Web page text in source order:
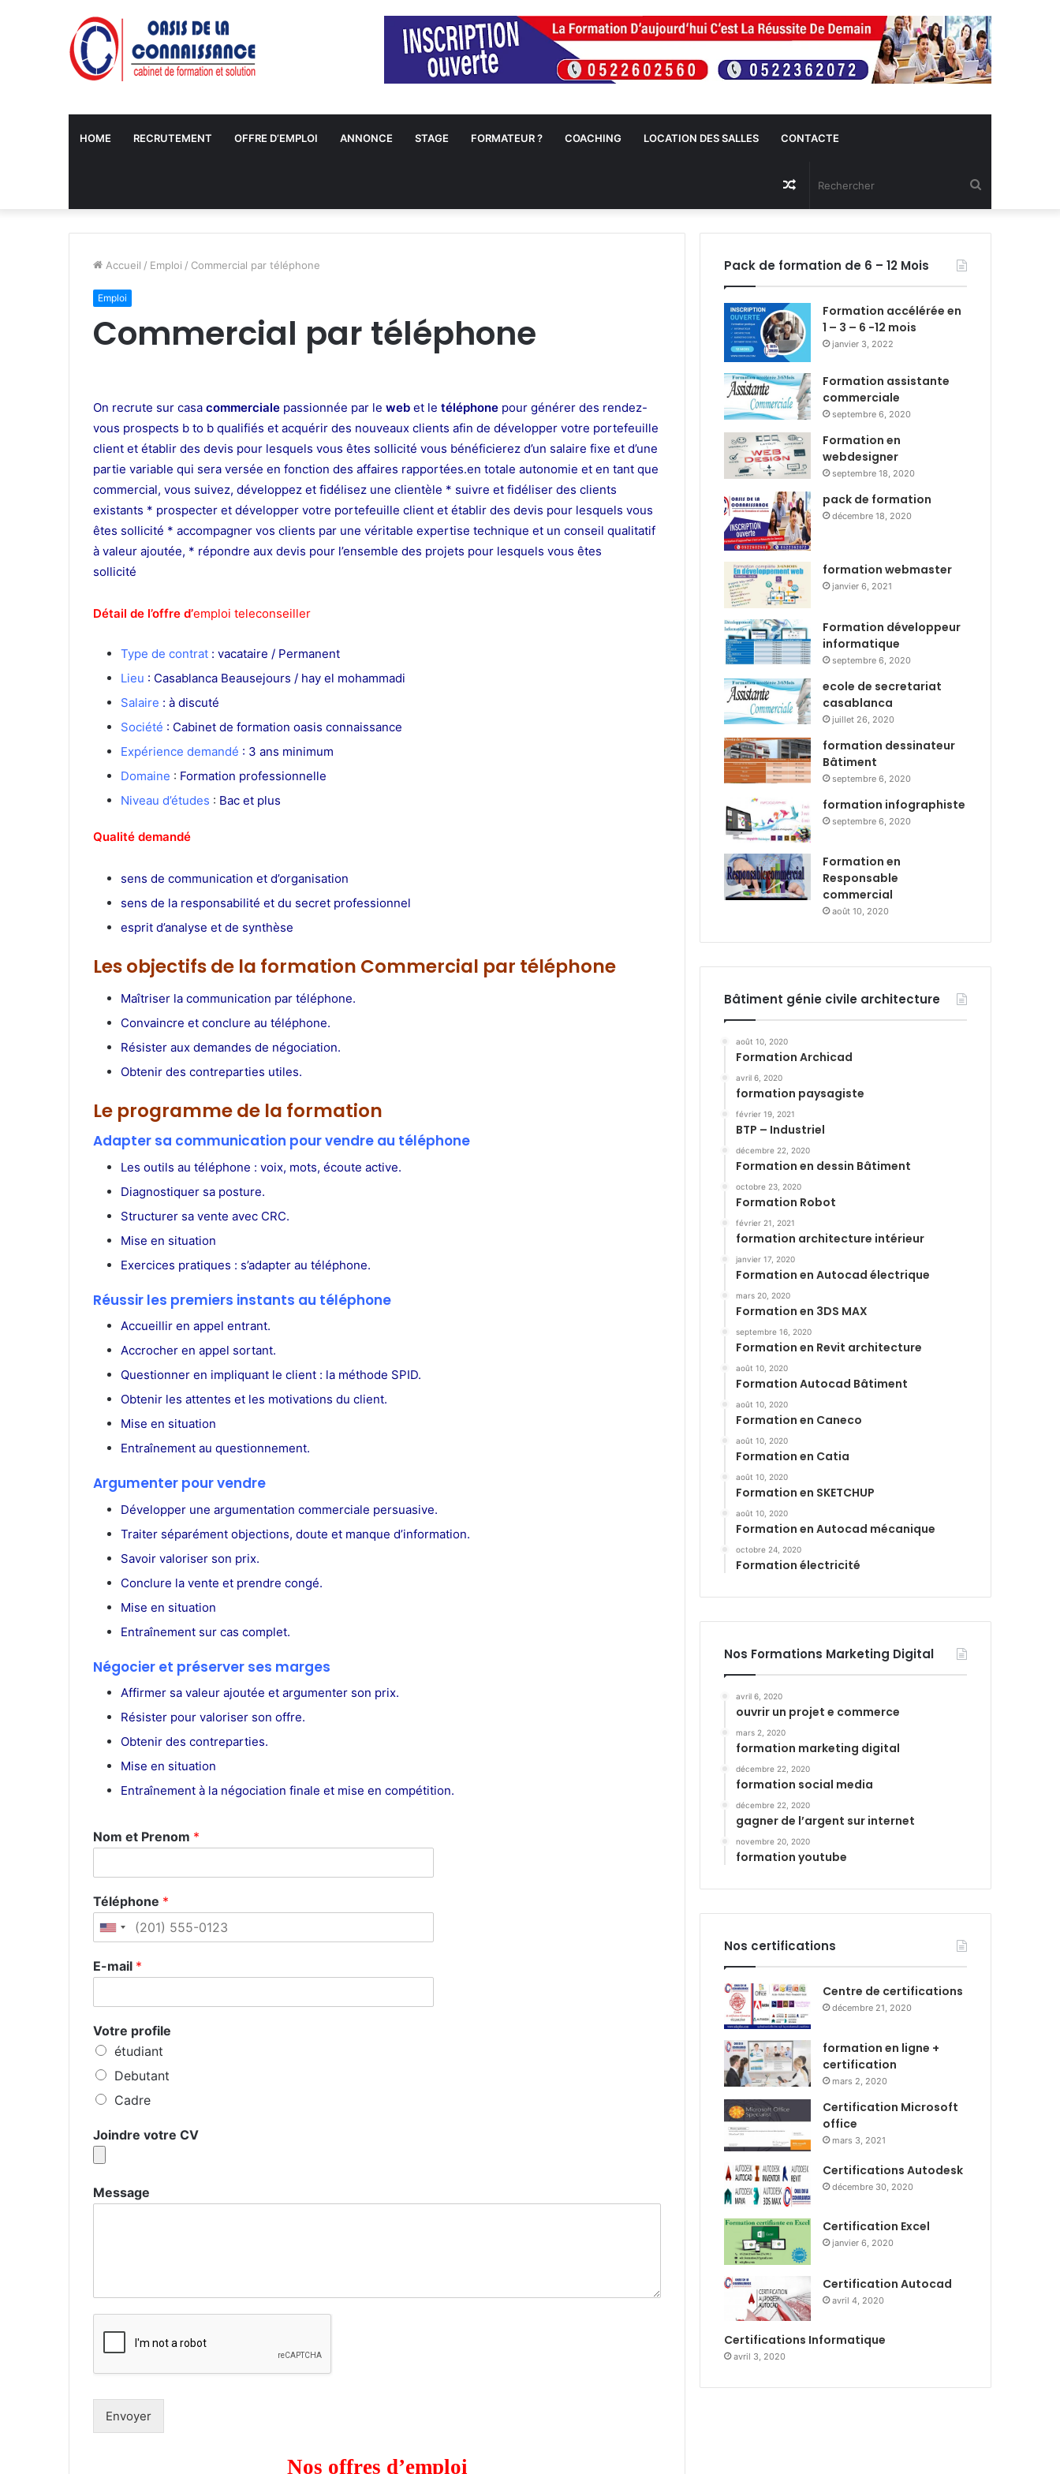
HOME RECRUTEMENT OFFRE D’EMPLOI ANNONCE STAGE FORMATEUR ? COACHING LOCATION DES SALLES CONTACTE
Article
Aléatoire
Accueil / Emploi / Commercial par téléphone
Emploi
Commercial par téléphone
On recrute sur casa commerciale passionnée par le web et le téléphone pour générer des rendez-
vous prospects b to b qualifiés et acquérir des nouveaux clients afin de développer votre portefeuille
client et établir des devis pour lesquels vous êtes sollicité vous bénéficierez d’un salaire fixe et d’une
partie variable qui sera versée en fonction des affaires rapportées.en totale autonomie et en tant que
commercial, vous suivez, développez et fidélisez une clientèle * suivre et fidéliser des clients
existants * prospecter et développer votre portefeuille client et établir des devis pour lesquels vous
êtes sollicité * accompagner vos clients par une véritable expertise technique et un conseil qualitatif
à valeur ajoutée, * répondre aux devis pour l’ensemble des projets pour lesquels vous êtes
sollicité
Détail de l’offre d’emploi teleconseiller
Type de contrat : vacataire / Permanent
Lieu : Casablanca Beausejours / hay el mohammadi
Salaire : à discuté
Société : Cabinet de formation oasis connaissance
Expérience demandé : 3 ans minimum
Domaine : Formation professionnelle
Niveau d’études : Bac et plus
Qualité demandé
sens de communication et d’organisation
sens de la responsabilité et du secret professionnel
esprit d’analyse et de synthèse
Les objectifs de la formation Commercial par téléphone
Maîtriser la communication par téléphone.
Convaincre et conclure au téléphone.
Résister aux demandes de négociation.
Obtenir des contreparties utiles.
Le programme de la formation
Adapter sa communication pour vendre au téléphone
Les outils au téléphone : voix, mots, écoute active.
Diagnostiquer sa posture.
Structurer sa vente avec CRC.
Mise en situation
Exercices pratiques : s’adapter au téléphone.
Réussir les premiers instants au téléphone
Accueillir en appel entrant.
Accrocher en appel sortant.
Questionner en impliquant le client : la méthode SPID.
Obtenir les attentes et les motivations du client.
Mise en situation
Entraînement au questionnement.
Argumenter pour vendre
Développer une argumentation commerciale persuasive.
Traiter séparément objections, doute et manque d’information.
Savoir valoriser son prix.
Conclure la vente et prendre congé.
Mise en situation
Entraînement sur cas complet.
Négocier et préserver ses marges
Affirmer sa valeur ajoutée et argumenter son prix.
Résister pour valoriser son offre.
Obtenir des contreparties.
Mise en situation
Entraînement à la négociation finale et mise en compétition.
Nom et Prenom *
Téléphone *
E-mail *
Votre profile
étudiant
Debutant
Cadre
Joindre votre CV
Message
Envoyer
Nos offres d’emploi
Pack de formation de 6 – 12 Mois
Formation accélérée en
1 – 3 – 6 -12 mois
janvier 3, 2022
Formation assistante
commerciale
septembre 6, 2020
Formation en
webdesigner
septembre 18, 2020
pack de formation
décembre 18, 2020
formation webmaster
janvier 6, 2021
Formation développeur
informatique
septembre 6, 2020
ecole de secretariat
casablanca
juillet 26, 2020
formation dessinateur
Bâtiment
septembre 6, 2020
formation infographiste
septembre 6, 2020
Formation en
Responsable
commercial
août 10, 2020
Bâtiment génie civile architecture
août 10, 2020
Formation Archicad
avril 6, 2020
formation paysagiste
février 19, 2021
BTP – Industriel
décembre 22, 2020
Formation en dessin Bâtiment
octobre 23, 2020
Formation Robot
février 21, 2021
formation architecture intérieur
janvier 17, 2020
Formation en Autocad électrique
mars 20, 2020
Formation en 3DS MAX
septembre 16, 2020
Formation en Revit architecture
août 10, 2020
Formation Autocad Bâtiment
août 10, 2020
Formation en Caneco
août 10, 2020
Formation en Catia
août 10, 2020
Formation en SKETCHUP
août 10, 2020
Formation en Autocad mécanique
octobre 24, 2020
Formation électricité
Nos Formations Marketing Digital
avril 6, 2020
ouvrir un projet e commerce
mars 2, 2020
formation marketing digital
décembre 22, 2020
formation social media
décembre 22, 2020
gagner de l’argent sur internet
novembre 20, 2020
formation youtube
Nos certifications
Centre de certifications
décembre 21, 2020
formation en ligne +
certification
mars 2, 2020
Certification Microsoft
office
mars 3, 2021
Certifications Autodesk
décembre 30, 2020
Certification Excel
janvier 6, 2020
Certification Autocad
avril 4, 2020
Certifications Informatique
avril 3, 2020